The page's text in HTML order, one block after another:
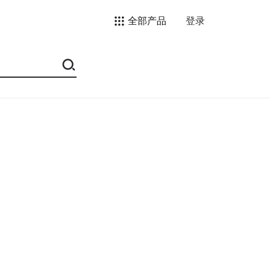
全部产品 登录